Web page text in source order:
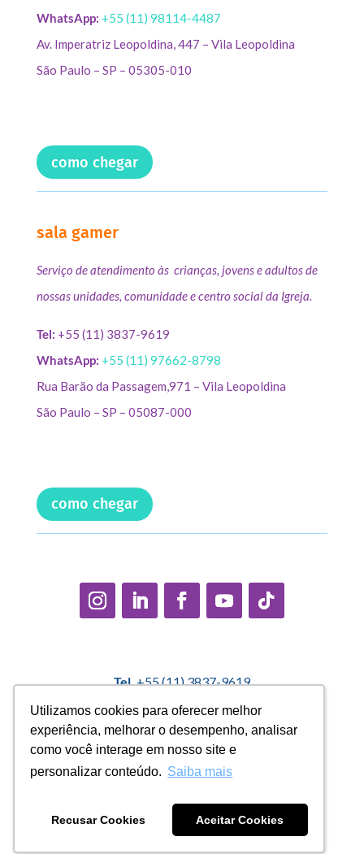
Utilizamos cookies para oferecer melhor
experiência, melhorar o desempenho, analisar
como você interage em nosso site e
personalizar conteúdo. Saiba mais
Recusar Cookies Aceitar Cookies
Utilizamos cookies para oferecer melhor
experiência, melhorar o desempenho, analisar
como você interage em nosso site e
personalizar conteúdo. Saiba mais
Recusar Cookies Aceitar Cookies
WhatsApp: +55 (11) 98114-4487
Av. Imperatriz Leopoldina, 447 – Vila Leopoldina
São Paulo – SP – 05305-010
como chegar
sala gamer
Serviço de atendimento às crianças, jovens e adultos de
nossas unidades, comunidade e centro social da Igreja.
Tel: +55 (11) 3837-9619
WhatsApp: +55 (11) 97662-8798
Rua Barão da Passagem,971 – Vila Leopoldina
São Paulo – SP – 05087-000
como chegar
Tel.+55 (11) 3837-9619
Política Interna de Proteção de Dados |Encarregado de
Dados: Marcelo Correa |
denuncias@casadopequenocidadao.org.br